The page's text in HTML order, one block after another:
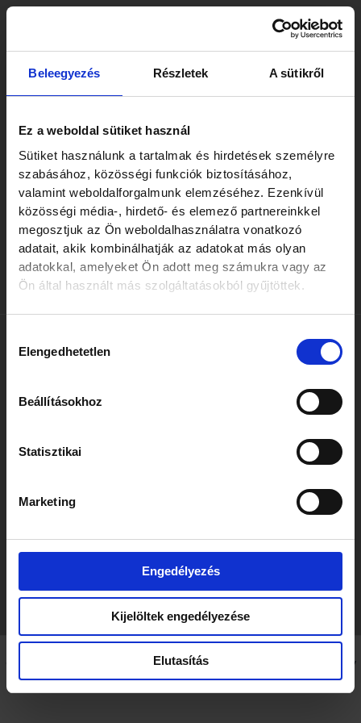
Beleegyezés Részletek A sütikről
Ez a weboldal sütiket használ
Sütiket használunk a tartalmak és hirdetések személyre
szabásához, közösségi funkciók biztosításához,
valamint weboldalforgalmunk elemzéséhez. Ezenkívül
közösségi média-, hirdető- és elemező partnereinkkel
megosztjuk az Ön weboldalhasználatra vonatkozó
adatait, akik kombinálhatják az adatokat más olyan
adatokkal, amelyeket Ön adott meg számukra vagy az
Ön által használt más szolgáltatásokból gyűjtöttek.
kiválasztása
Elengedhetetlen
Beállításokhoz
Statisztikai
Marketing
Engedélyezés
Kijelöltek engedélyezése
Elutasítás
Skip
content
A csapat erőssége abban
rejlik, hogy magabiztosan
eligazodik a versenyjog
összetett kérdéseiben,
miközben gyakorlati,
ügyfélközpontú
megoldásokat kínál.
ByBarbara Sulyok/november 12, 2025
Post
PREVIOUS NEXT
Copyright © 2026 Szecskay Attorneys at Law | Powered by